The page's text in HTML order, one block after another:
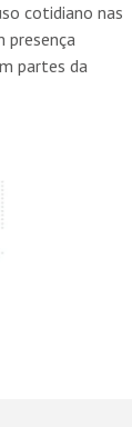
cotidiano nas
presença
partes da